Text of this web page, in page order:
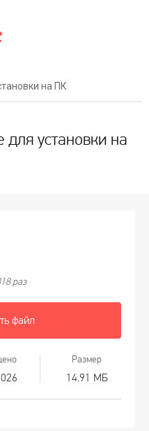
на ПК
установки на
раз
файл
Размер
14.91 МБ